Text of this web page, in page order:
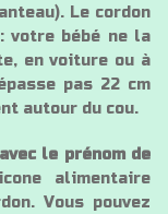
Le cordon
bébé ne la
en voiture ou à
pas 22 cm
autour du cou.
le prénom de
alimentaire
Vous pouvez